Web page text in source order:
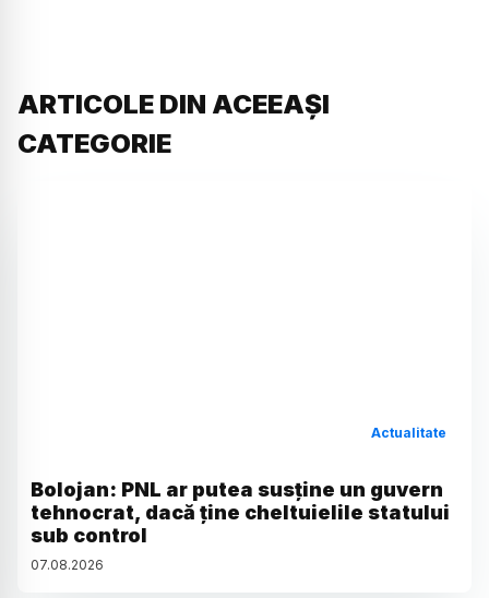
ARTICOLE DIN ACEEAȘI
CATEGORIE
Actualitate
Bolojan: PNL ar putea susține un guvern
tehnocrat, dacă ține cheltuielile statului
sub control
07.08.2026